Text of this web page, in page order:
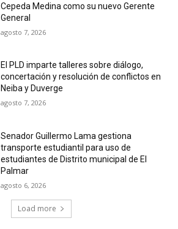
Cepeda Medina como su nuevo Gerente
General
agosto 7, 2026
El PLD imparte talleres sobre diálogo,
concertación y resolución de conflictos en
Neiba y Duverge
agosto 7, 2026
Senador Guillermo Lama gestiona
transporte estudiantil para uso de
estudiantes de Distrito municipal de El
Palmar
agosto 6, 2026
Load more